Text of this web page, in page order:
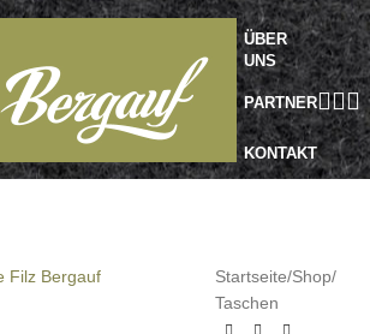
ÜBER
UNS
PARTNER
KONTAKT
Startseite/Shop/
Taschen